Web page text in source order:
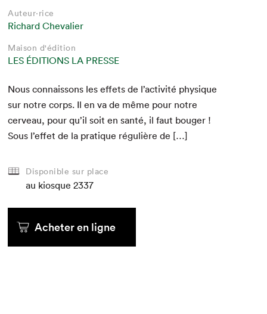
Auteur·rice
Richard Chevalier
Maison d'édition
LES ÉDITIONS LA PRESSE
Nous con­nais­sons les effets de l’activité physique
sur notre corps. Il en va de même pour notre
cerveau, pour qu’il soit en san­té, il faut bouger !​
Sous l’effet de la pra­tique régulière de […]
Disponible sur place
au kiosque 2337
Acheter en ligne